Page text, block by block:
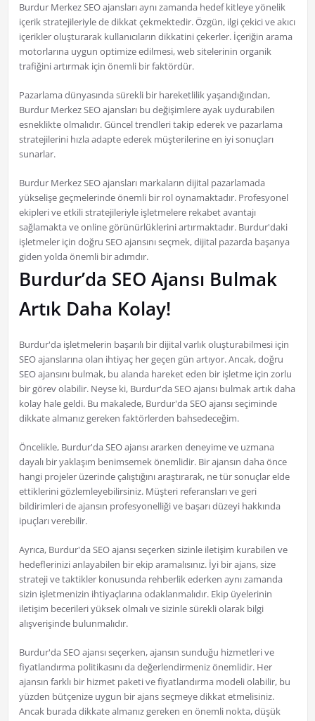
Burdur Merkez SEO ajansları aynı zamanda hedef kitleye yönelik
içerik stratejileriyle de dikkat çekmektedir. Özgün, ilgi çekici ve akıcı
içerikler oluşturarak kullanıcıların dikkatini çekerler. İçeriğin arama
motorlarına uygun optimize edilmesi, web sitelerinin organik
trafiğini artırmak için önemli bir faktördür.
Pazarlama dünyasında sürekli bir hareketlilik yaşandığından,
Burdur Merkez SEO ajansları bu değişimlere ayak uydurabilen
esneklikte olmalıdır. Güncel trendleri takip ederek ve pazarlama
stratejilerini hızla adapte ederek müşterilerine en iyi sonuçları
sunarlar.
Burdur Merkez SEO ajansları markaların dijital pazarlamada
yükselişe geçmelerinde önemli bir rol oynamaktadır. Profesyonel
ekipleri ve etkili stratejileriyle işletmelere rekabet avantajı
sağlamakta ve online görünürlüklerini artırmaktadır. Burdur'daki
işletmeler için doğru SEO ajansını seçmek, dijital pazarda başarıya
giden yolda önemli bir adımdır.
Burdur’da SEO Ajansı Bulmak
Artık Daha Kolay!
Burdur'da işletmelerin başarılı bir dijital varlık oluşturabilmesi için
SEO ajanslarına olan ihtiyaç her geçen gün artıyor. Ancak, doğru
SEO ajansını bulmak, bu alanda hareket eden bir işletme için zorlu
bir görev olabilir. Neyse ki, Burdur'da SEO ajansı bulmak artık daha
kolay hale geldi. Bu makalede, Burdur'da SEO ajansı seçiminde
dikkate almanız gereken faktörlerden bahsedeceğim.
Öncelikle, Burdur'da SEO ajansı ararken deneyime ve uzmana
dayalı bir yaklaşım benimsemek önemlidir. Bir ajansın daha önce
hangi projeler üzerinde çalıştığını araştırarak, ne tür sonuçlar elde
ettiklerini gözlemleyebilirsiniz. Müşteri referansları ve geri
bildirimleri de ajansın profesyonelliği ve başarı düzeyi hakkında
ipuçları verebilir.
Ayrıca, Burdur'da SEO ajansı seçerken sizinle iletişim kurabilen ve
hedeflerinizi anlayabilen bir ekip aramalısınız. İyi bir ajans, size
strateji ve taktikler konusunda rehberlik ederken aynı zamanda
sizin işletmenizin ihtiyaçlarına odaklanmalıdır. Ekip üyelerinin
iletişim becerileri yüksek olmalı ve sizinle sürekli olarak bilgi
alışverişinde bulunmalıdır.
Burdur'da SEO ajansı seçerken, ajansın sunduğu hizmetleri ve
fiyatlandırma politikasını da değerlendirmeniz önemlidir. Her
ajansın farklı bir hizmet paketi ve fiyatlandırma modeli olabilir, bu
yüzden bütçenize uygun bir ajans seçmeye dikkat etmelisiniz.
Ancak burada dikkate almanız gereken en önemli nokta, düşük